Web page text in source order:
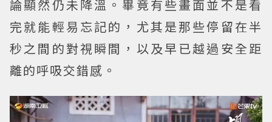
論顯然仍未降溫。畢竟有些畫面並不是看
完就能輕易忘記的，尤其是那些停留在半
秒之間的對視瞬間，以及早已越過安全距
離的呼吸交錯感。